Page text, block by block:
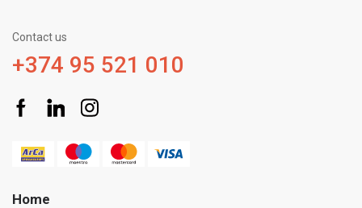
Contact us
+374 95 521 010
Home